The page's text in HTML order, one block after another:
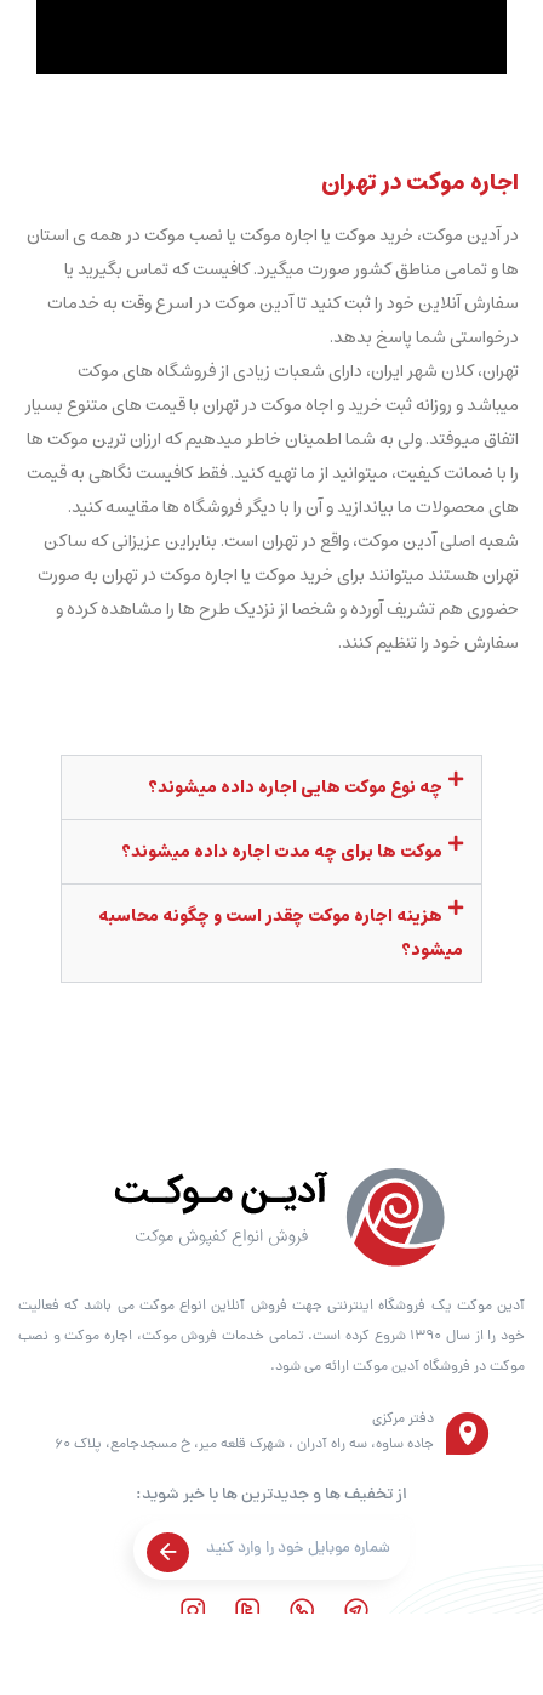
اجاره موکت در تهران
در آدین موکت، خرید موکت یا اجاره موکت یا نصب موکت در همه ی استان
ها و تمامی مناطق کشور صورت میگیرد. کافیست که تماس بگیرید یا
سفارش آنلاین خود را ثبت کنید تا آدین موکت در اسرع وقت به خدمات
درخواستی شما پاسخ بدهد.
تهران، کلان شهر ایران، دارای شعبات زیادی از فروشگاه های موکت
میباشد و روزانه ثبت خرید و اجاه موکت در تهران با قیمت های متنوع بسیار
اتفاق میوفتد. ولی به شما اطمینان خاطر میدهیم که ارزان ترین موکت ها
را با ضمانت کیفیت، میتوانید از ما تهیه کنید. فقط کافیست نگاهی به قیمت
های محصولات ما بیاندازید و آن را با دیگر فروشگاه ها مقایسه کنید.
شعبه اصلی آدین موکت، واقع در تهران است. بنابراین عزیزانی که ساکن
تهران هستند میتوانند برای خرید موکت یا اجاره موکت در تهران به صورت
حضوری هم تشریف آورده و شخصا از نزدیک طرح ها را مشاهده کرده و
سفارش خود را تنظیم کنند.
چه نوع موکت هایی اجاره داده میشوند؟
موکت ها برای چه مدت اجاره داده میشوند؟
هزینه اجاره موکت چقدر است و چگونه محاسبه
میشود؟
آدین موکت یک فروشگاه اینترنتی جهت فروش آنلاین انواع موکت می باشد که فعالیت
خود را از سال ۱۳۹۰ شروع کرده است. تمامی خدمات فروش موکت، اجاره موکت و نصب
موکت در فروشگاه آدین موکت ارائه می شود.
دفتر مرکزی
جاده ساوه، سه راه آدران ، شهرک قلعه میر، خ مسجدجامع، پلاک 60
از تخفیف ها و جدیدترین ها با خبر شوید: